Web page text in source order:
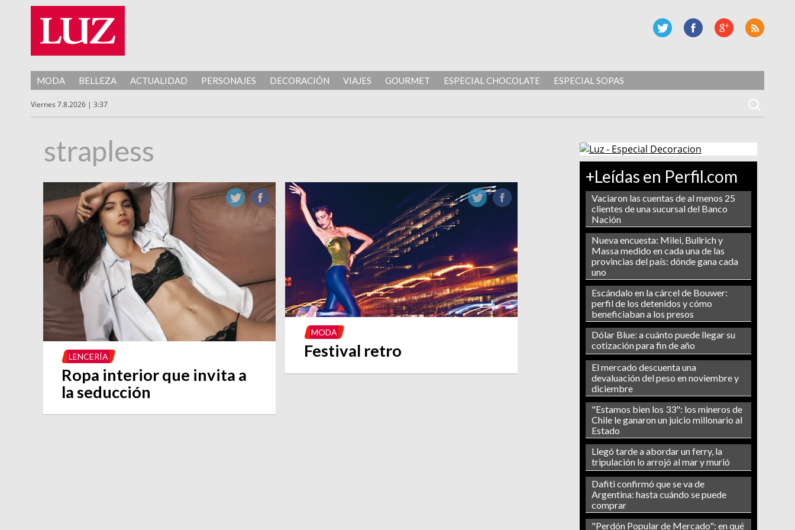
MODA BELLEZA ACTUALIDAD PERSONAJES DECORACIÓN VIAJES GOURMET ESPECIAL CHOCOLATE ESPECIAL SOPAS
Viernes 7.8.2026 | 3:37
+Leídas en Perfil.com
Vaciaron las cuentas de al menos 25
clientes de una sucursal del Banco
Nación
Nueva encuesta: Milei, Bullrich y
Massa medido en cada una de las
provincias del país: dónde gana cada
uno
Escándalo en la cárcel de Bouwer:
perfil de los detenidos y cómo
beneficiaban a los presos
Dólar Blue: a cuánto puede llegar su
cotización para fin de año
El mercado descuenta una
devaluación del peso en noviembre y
diciembre
"Estamos bien los 33": los mineros de
Chile le ganaron un juicio millonario al
Estado
Llegó tarde a abordar un ferry, la
tripulación lo arrojó al mar y murió
Dafiti confirmó que se va de
Argentina: hasta cuándo se puede
comprar
"Perdón Popular de Mercado": en qué
strapless
LENCERÍA
Ropa interior que invita a
la seducción
MODA
Festival retro